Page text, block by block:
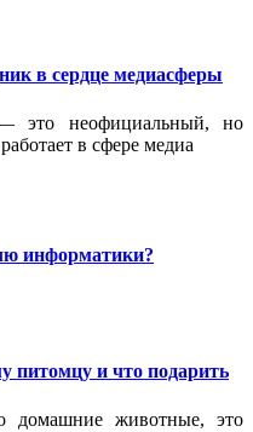
в сердце медиасферы
— это неофициальный, но
в сфере медиа
информатики?
питомцу и что подарить
животные, это